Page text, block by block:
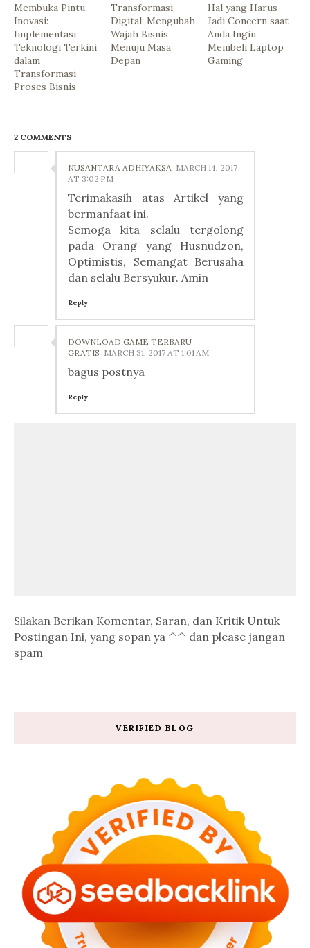
Membuka Pintu
Inovasi:
Implementasi
Teknologi Terkini
dalam
Transformasi
Proses Bisnis
Transformasi
Digital: Mengubah
Wajah Bisnis
Menuju Masa
Depan
Hal yang Harus
Jadi Concern saat
Anda Ingin
Membeli Laptop
Gaming
2 COMMENTS
NUSANTARA ADHIYAKSA MARCH 14, 2017
AT 3:02 PM
Terimakasih atas Artikel yang
bermanfaat ini.
Semoga kita selalu tergolong
pada Orang yang Husnudzon,
Optimistis, Semangat Berusaha
dan selalu Bersyukur. Amin
Reply
DOWNLOAD GAME TERBARU
GRATIS MARCH 31, 2017 AT 1:01 AM
bagus postnya
Reply
Silakan Berikan Komentar, Saran, dan Kritik Untuk
Postingan Ini, yang sopan ya ^^ dan please jangan
spam
VERIFIED BLOG